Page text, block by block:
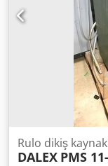
Rulo dikiş
DALEX PMS